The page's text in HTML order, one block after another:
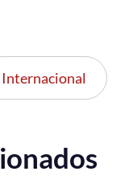
Internacional